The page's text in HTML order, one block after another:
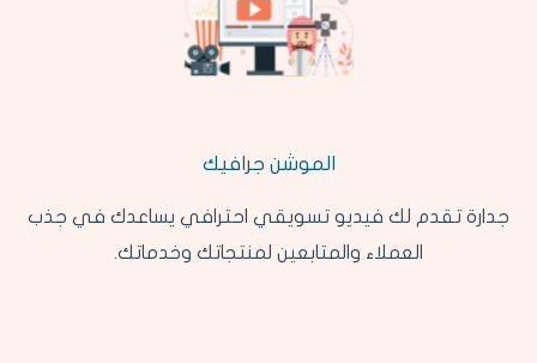
الموشن جرافيك
جدارة تقدم لك فيديو تسويقي احترافي يساعدك في جذب
العملاء والمتابعين لمنتجاتك وخدماتك.